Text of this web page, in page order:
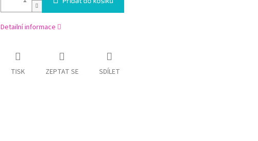
Detailní informace
TISK ZEPTAT SE SDÍLET